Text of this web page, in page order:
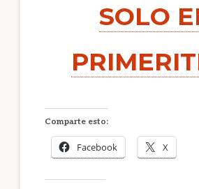
SOLO
Comparte esto:
Facebook X